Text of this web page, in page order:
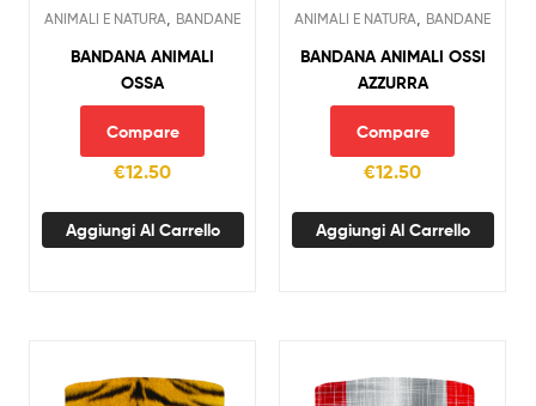
ANIMALI E NATURA BANDANE
BANDANA ANIMALI
OSSA
Compare
€12.50
Aggiungi Al Carrello
ANIMALI E NATURA BANDANE
BANDANA ANIMALI OSSI
AZZURRA
Compare
€12.50
Aggiungi Al Carrello